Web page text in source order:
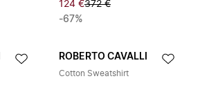
124 €372 €
-67%
ROBERTO CAVALLI
Cotton Sweatshirt